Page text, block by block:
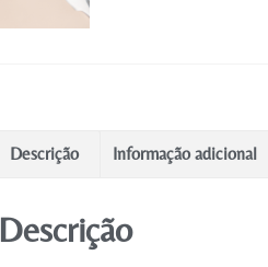
Descrição Informação adicional
Descrição